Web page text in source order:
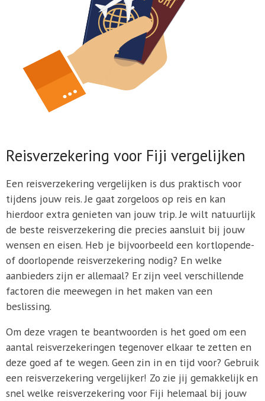
Reisverzekering voor Fiji vergelijken
Een reisverzekering vergelijken is dus praktisch voor
tijdens jouw reis. Je gaat zorgeloos op reis en kan
hierdoor extra genieten van jouw trip. Je wilt natuurlijk
de beste reisverzekering die precies aansluit bij jouw
wensen en eisen. Heb je bijvoorbeeld een kortlopende-
of doorlopende reisverzekering nodig? En welke
aanbieders zijn er allemaal? Er zijn veel verschillende
factoren die meewegen in het maken van een
beslissing.
Om deze vragen te beantwoorden is het goed om een
aantal reisverzekeringen tegenover elkaar te zetten en
deze goed af te wegen. Geen zin in en tijd voor? Gebruik
een reisverzekering vergelijker! Zo zie jij gemakkelijk en
snel welke reisverzekering voor Fiji helemaal bij jouw